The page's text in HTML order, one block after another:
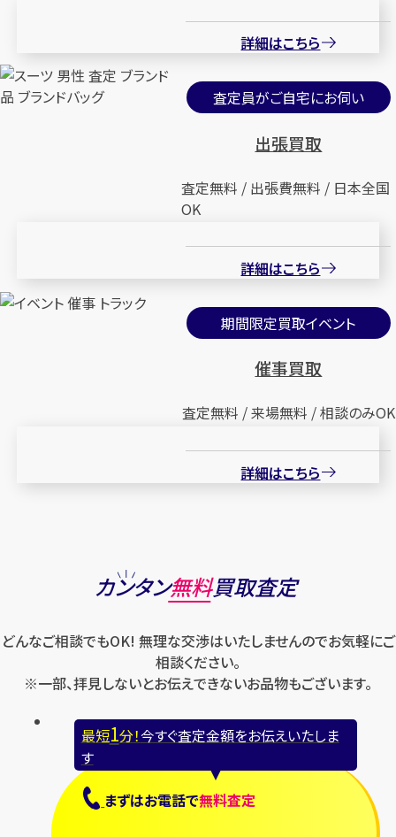
詳細はこちら
査定員がご自宅にお伺い
出張買取
査定無料 / 出張費無料 / 日本全国
OK
詳細はこちら
期間限定買取イベント
催事買取
査定無料 / 来場無料 / 相談のみOK
詳細はこちら
カンタン無料買取査定
どんなご相談でもOK! 無理な交渉はいたしませんのでお気軽にご
相談ください。
※一部、拝見しないとお伝えできないお品物もございます。
最短1分！今すぐ査定金額をお伝えいたしま
す
まずはお電話で無料査定